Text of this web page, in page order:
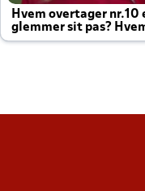
Hvem overtager nr.10
glemmer sit pas?
altid til efter kampe?